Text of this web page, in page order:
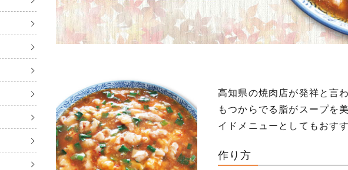
高知県の焼肉店が発祥と言
もつからでる脂がスープを
イドメニューとしてもおす
作り方